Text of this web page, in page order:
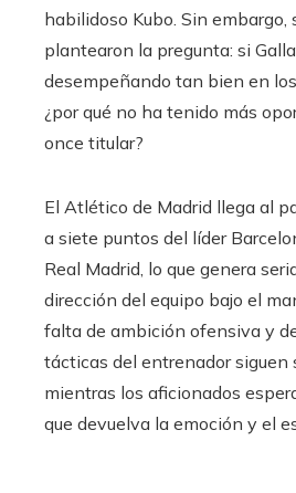
habilidoso Kubo. Sin embargo,
plantearon la pregunta: si
desempeñando tan bien en
¿por qué no ha tenido más
once titular?
El Atlético de Madrid llega al
a siete puntos del líder
Real Madrid, lo que genera
dirección del equipo bajo el
falta de ambición ofensiva y
tácticas del entrenador siguen
mientras los aficionados
que devuelva la emoción y el